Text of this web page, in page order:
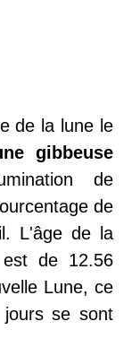
de la lune le
gibbeuse
de
de
L'âge de la
de 12.56
Lune, ce
jours se sont